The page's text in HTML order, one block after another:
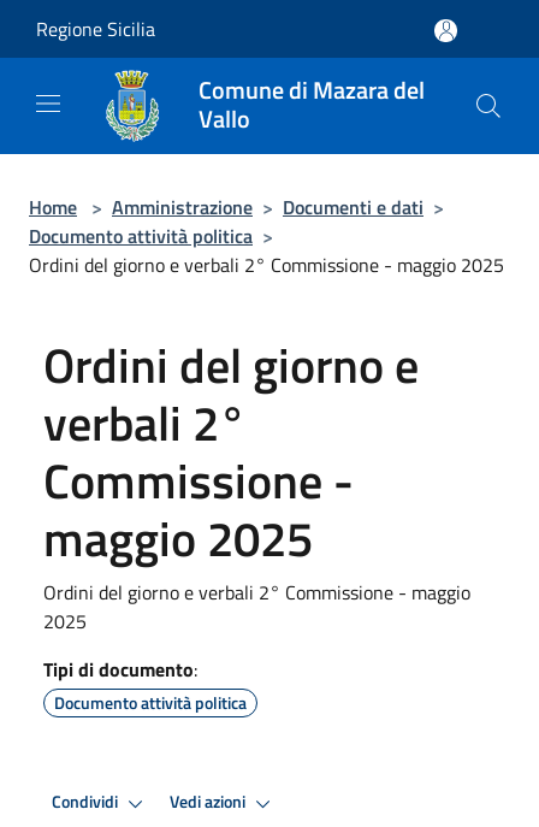
Regione Sicilia
Comune di Mazara del
Vallo
Home > Amministrazione > Documenti e dati >
Documento attività politica >
Ordini del giorno e verbali 2° Commissione - maggio 2025
Ordini del giorno e
verbali 2°
Commissione -
maggio 2025
Ordini del giorno e verbali 2° Commissione - maggio
2025
Tipi di documento:
Documento attività politica
Condividi Vedi azioni